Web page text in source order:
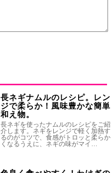
長ネギナムルのレシピ。レン
ジで柔らか！風味豊かな簡単
和え物。
長ネギを使ったナムルのレシピをご紹
介します。ネギをレンジで軽く加熱す
るのがコツで、食感がトロッと柔らか
くなるうえに、ネギの味がマイ…